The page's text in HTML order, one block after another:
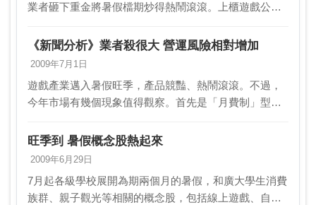
業者砸下重金將暑假檔期炒得熱鬧滾滾。上櫃遊戲公司
Online」，智冠(5478)旗下遊戲營運公…
《新聞分析》業者殺很大 營運風險相對增加
2009年7月1日
遊戲產業邁入暑假旺季，產品競豔、熱鬧滾滾。不過，
今年市場有幾個現象值得觀察。首先是「月費制」型態
代理金額，也相對增加，營運風險較過往提高不少。線
上遊戲…
旺季到 暑假概念股熱起來
2009年6月29日
7月起各級學校展開為期兩個月的暑假，和廣大學生消費
族群、親子觀光等相關的概念股，包括線上遊戲、自行